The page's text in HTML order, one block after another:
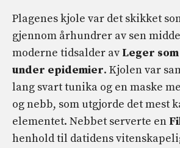
Plagenes kjole var det skikket
gjennom århundrer av sen
moderne tidsalder av Leger
under epidemier. Kjolen var
lang svart tunika og en maske
og nebb, som utgjorde det mest
elementet. Nebbet serverte en
henhold til datidens